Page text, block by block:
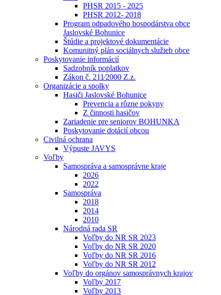
PHSR 2015 - 2025
PHSR 2012- 2018
Program odpadového hospodárstva obce
Jaslovské Bohunice
Štúdie a projektové dokumentácie
Komunitný plán sociálnych služieb obce
Poskytovanie informácií
Sadzobník poplatkov
Zákon č. 211⁄2000 Z.z.
Organizácie a spolky
Hasiči Jaslovské Bohunice
Prevencia a rôzne pokyny
Z činnosti hasičov
Zariadenie pre seniorov BOHUNKA
Poskytovanie dotácií obcou
Civilná ochrana
Výpuste JAVYS
Voľby
Samospráva a samosprávne kraje
2026
2022
Samospráva
2018
2014
2010
Národná rada SR
Voľby do NR SR 2023
Voľby do NR SR 2020
Voľby do NR SR 2016
Voľby do NR SR 2012
Voľby do orgánov samosprávnych krajov
Voľby 2017
Voľby 2013